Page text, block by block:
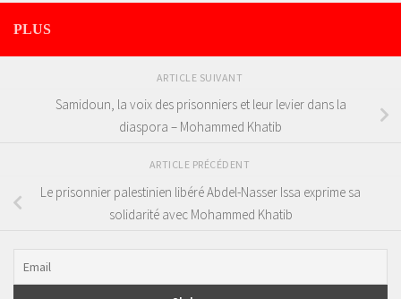
PLUS
ARTICLE SUIVANT
Samidoun, la voix des prisonniers et leur levier dans la
diaspora – Mohammed Khatib
ARTICLE PRÉCÉDENT
Le prisonnier palestinien libéré Abdel-Nasser Issa exprime sa
solidarité avec Mohammed Khatib